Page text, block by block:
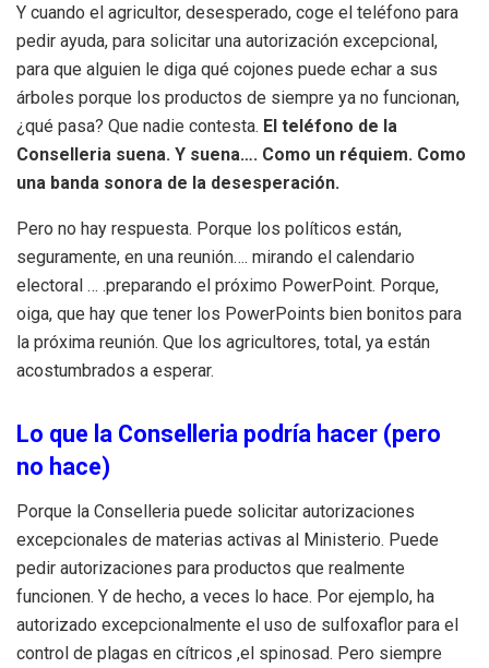
Y cuando el agricultor, desesperado, coge el teléfono para
pedir ayuda, para solicitar una autorización excepcional,
para que alguien le diga qué cojones puede echar a sus
árboles porque los productos de siempre ya no funcionan,
¿qué pasa? Que nadie contesta. El teléfono de la
Conselleria suena. Y suena…. Como un réquiem. Como
una banda sonora de la desesperación.
Pero no hay respuesta. Porque los políticos están,
seguramente, en una reunión…. mirando el calendario
electoral … .preparando el próximo PowerPoint. Porque,
oiga, que hay que tener los PowerPoints bien bonitos para
la próxima reunión. Que los agricultores, total, ya están
acostumbrados a esperar.
Lo que la Conselleria podría hacer (pero
no hace)
Porque la Conselleria puede solicitar autorizaciones
excepcionales de materias activas al Ministerio. Puede
pedir autorizaciones para productos que realmente
funcionen. Y de hecho, a veces lo hace. Por ejemplo, ha
autorizado excepcionalmente el uso de sulfoxaflor para el
control de plagas en cítricos ,el spinosad. Pero siempre